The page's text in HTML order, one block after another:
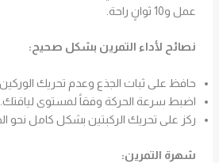
عمل و10 ثوانٍ راحة.
نصائح لأداء التمرين بشكل صحيح:
حافظ على ثبات الجذع وعدم تحريك
اضبط سرعة الحركة وفقاً لمستوى لياقتك.
ركز على تحريك الركبتين بشكل كامل نحو
شهرة التمرين: